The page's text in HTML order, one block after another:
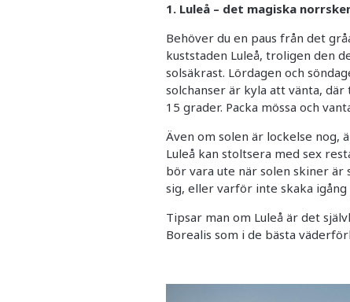
1. Luleå – det magiska
Behöver du en paus från det
kuststaden Luleå, troligen den
solsäkrast. Lördagen och
solchanser är kyla att vänta,
15 grader. Packa mössa och
Även om solen är lockelse nog,
Luleå kan stoltsera med sex
bör vara ute när solen skiner är
sig, eller varför inte skaka igång
Tipsar man om Luleå är det
Borealis som i de bästa